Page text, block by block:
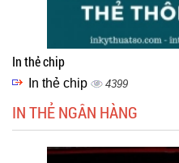
In thẻ chip
In thẻ chip 4399
IN THẺ NGÂN HÀNG